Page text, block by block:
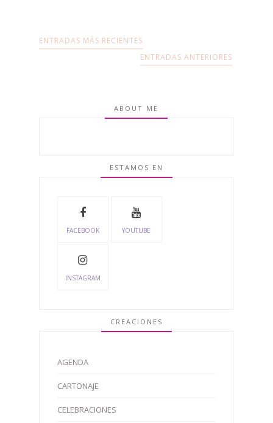
ENTRADAS MÁS RECIENTES
ENTRADAS ANTERIORES
ABOUT ME
ESTAMOS EN
FACEBOOK YOUTUBE
INSTAGRAM
CREACIONES
AGENDA
CARTONAJE
CELEBRACIONES